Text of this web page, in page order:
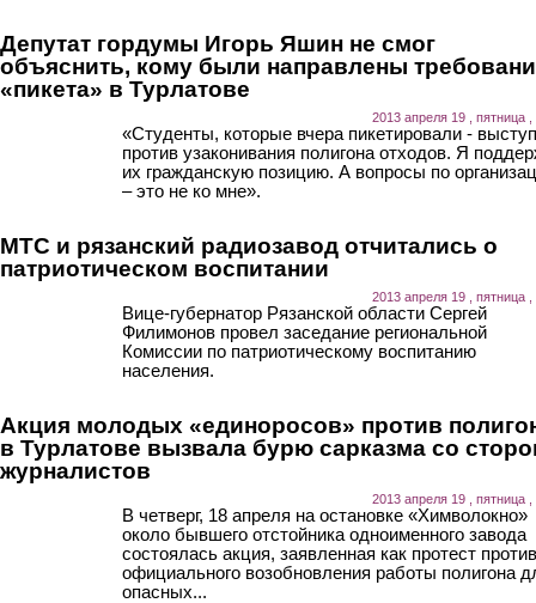
Депутат гордумы Игорь Яшин не смог
объяснить, кому были направлены
«пикета» в Турлатове
2013 апреля 19 , пятница ,
«Студенты, которые вчера пикетировали -
против узаконивания полигона отходов. Я
их гражданскую позицию. А вопросы по
– это не ко мне».
МТС и рязанский радиозавод отчитались о
патриотическом воспитании
2013 апреля 19 , пятница ,
Вице-губернатор Рязанской области Сергей
Филимонов провел заседание региональной
Комиссии по патриотическому воспитанию
населения.
Акция молодых «единоросов» против
в Турлатове вызвала бурю сарказма со
журналистов
2013 апреля 19 , пятница ,
В четверг, 18 апреля на остановке «Химволокно»
около бывшего отстойника одноименного завода
состоялась акция, заявленная как протест против
официального возобновления работы полигона
опасных...